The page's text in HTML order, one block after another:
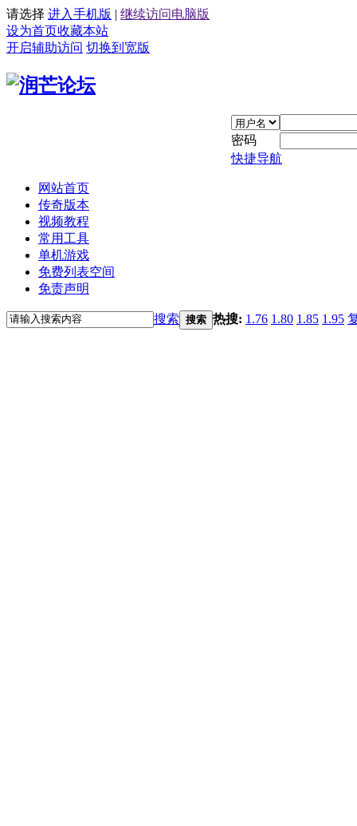
请选择 进入手机版 | 继续访问电脑版
设为首页收藏本站
开启辅助访问 切换到宽版
密码
快捷导航
网站首页
传奇版本
视频教程
常用工具
单机游戏
免费列表空间
免责声明
搜索 搜索 热搜: 1.76 1.80 1.85 1.95